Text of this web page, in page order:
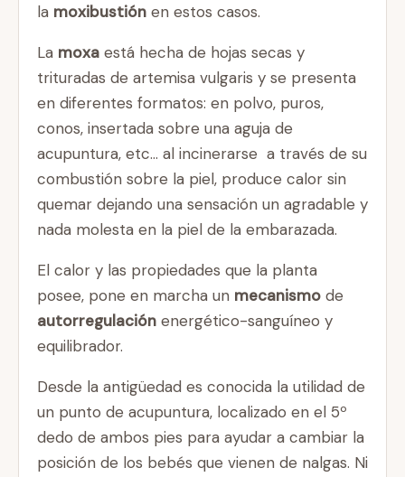
la moxibustión en estos casos.
La moxa está hecha de hojas secas y
trituradas de artemisa vulgaris y se presenta
en diferentes formatos: en polvo, puros,
conos, insertada sobre una aguja de
acupuntura, etc… al incinerarse a través de su
combustión sobre la piel, produce calor sin
quemar dejando una sensación un agradable y
nada molesta en la piel de la embarazada.
El calor y las propiedades que la planta
posee, pone en marcha un mecanismo de
autorregulación energético-sanguíneo y
equilibrador.
Desde la antigüedad es conocida la utilidad de
un punto de acupuntura, localizado en el 5º
dedo de ambos pies para ayudar a cambiar la
posición de los bebés que vienen de nalgas. Ni